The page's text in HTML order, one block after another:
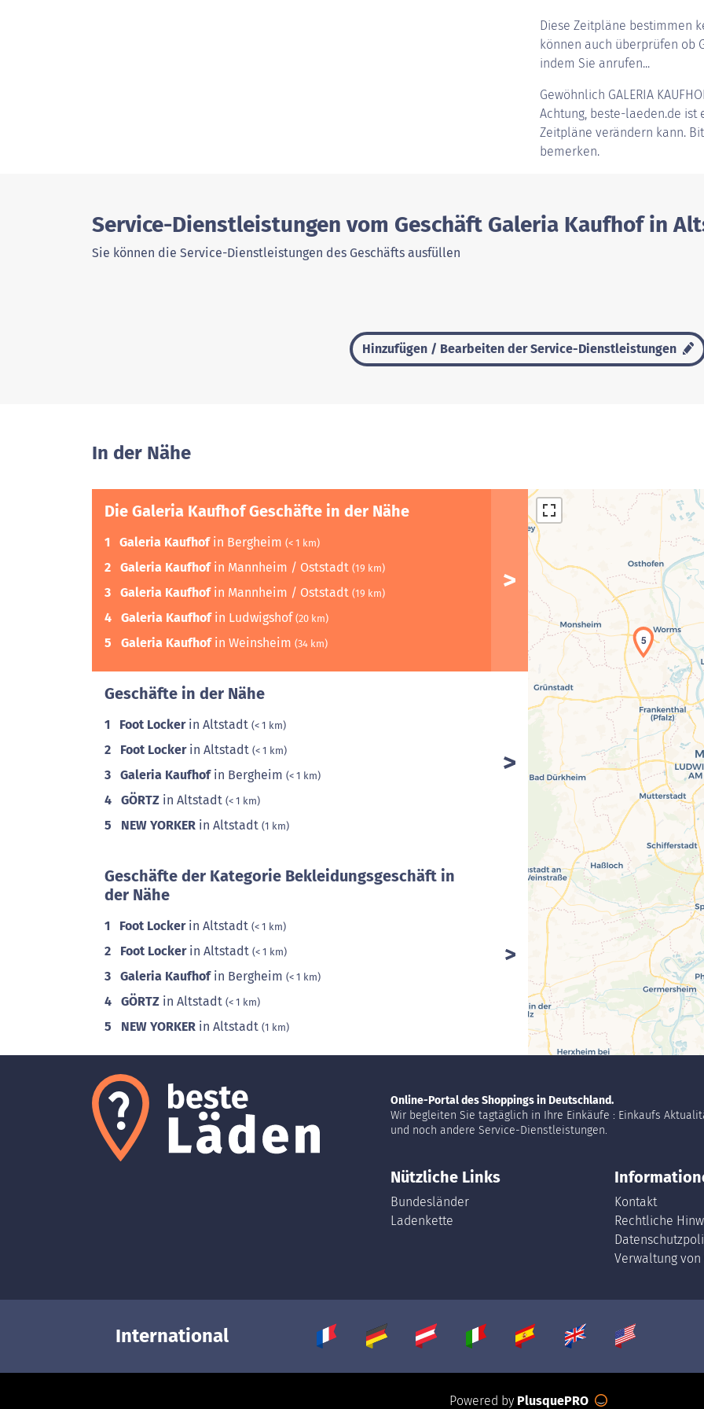
Diese Zeitpläne bestimmen
können auch überprüfen ob
indem Sie anrufen...
Gewöhnlich GALERIA
Achtung, beste-laeden.de
Zeitpläne verändern kann.
bemerken.
Service-Dienstleistungen vom Geschäft Galeria Kaufhof in
Sie können die Service-Dienstleistungen des Geschäfts ausfüllen
Hinzufügen / Bearbeiten der Service-Dienstleistungen
In der Nähe
Die Galeria Kaufhof Geschäfte in der Nähe
1 Galeria Kaufhofin Bergheim (< 1 km)
2 Galeria Kaufhofin Mannheim / Oststadt (19 km)
3 Galeria Kaufhofin Mannheim / Oststadt (19 km)
4 Galeria Kaufhofin Ludwigshof (20 km)
5 Galeria Kaufhofin Weinsheim (34 km)
Geschäfte in der Nähe
1 Foot Lockerin Altstadt (< 1 km)
2 Foot Lockerin Altstadt (< 1 km)
3 Galeria Kaufhofin Bergheim (< 1 km)
4 GÖRTZ in Altstadt (< 1 km)
5 NEW YORKER in Altstadt (1 km)
Geschäfte der Kategorie Bekleidungsgeschäft in
der Nähe
1 Foot Lockerin Altstadt (< 1 km)
2 Foot Lockerin Altstadt (< 1 km)
3 Galeria Kaufhofin Bergheim (< 1 km)
4 GÖRTZ in Altstadt (< 1 km)
5 NEW YORKER in Altstadt (1 km)
5
Online-Portal des Shoppings in Deutschland.
Wir begleiten Sie tagtäglich in Ihre Einkäufe : Einkaufs
und noch andere Service-Dienstleistungen.
Nützliche Links
Bundesländer
Ladenkette
Kontakt
Rechtliche
Verwaltung von
International
Powered by PlusquePRO